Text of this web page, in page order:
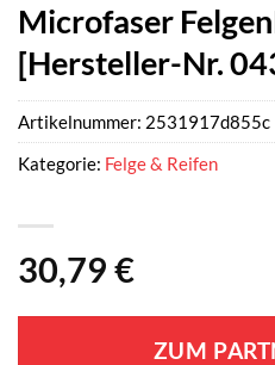
Microfaser
[Hersteller-Nr.
30,79 €
ZUM
Artikelnummer: 2531917d855c
Kategorie: Felge & Reifen